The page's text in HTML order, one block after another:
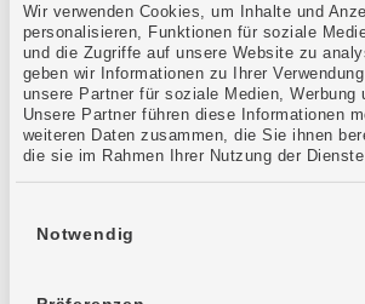
Wir verwenden Cookies, um Inhalte und
personalisieren, Funktionen für soziale
und die Zugriffe auf unsere Website zu
geben wir Informationen zu Ihrer
unsere Partner für soziale Medien, Werbung
Unsere Partner führen diese Informationen
weiteren Daten zusammen, die Sie ihnen
die sie im Rahmen Ihrer Nutzung der
Notwendig
Mehr erfahren
Kontaktformular